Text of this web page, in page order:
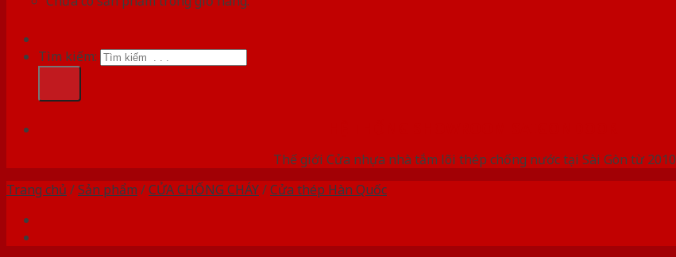
Tìm kiếm:
Thế giới Cửa nhựa nhà tắm lõi thép chống nước tại Sài Gòn từ 2010
Trang chủ /Sản phẩm /CỬA CHỐNG CHÁY/Cửa thép Hàn Quốc